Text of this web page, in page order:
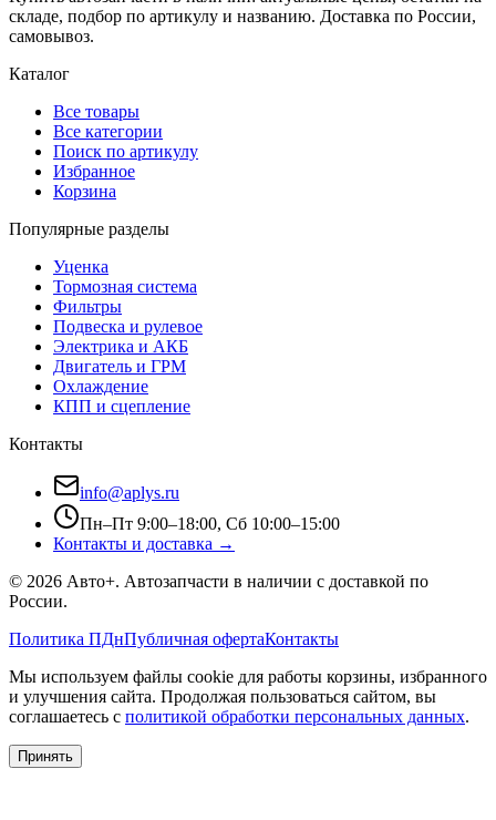
складе, подбор по артикулу и названию. Доставка по России,
самовывоз.
Каталог
Все товары
Все категории
Поиск по артикулу
Избранное
Корзина
Популярные разделы
Уценка
Тормозная система
Фильтры
Подвеска и рулевое
Электрика и АКБ
Двигатель и ГРМ
Охлаждение
КПП и сцепление
Контакты
info@aplys.ru
Пн–Пт 9:00–18:00, Сб 10:00–15:00
Контакты и доставка →
© 2026 Авто+. Автозапчасти в наличии с доставкой по
России.
Политика ПДнПубличная офертаКонтакты
Мы используем файлы cookie для работы корзины, избранного
и улучшения сайта. Продолжая пользоваться сайтом, вы
соглашаетесь с политикой обработки персональных данных.
Принять